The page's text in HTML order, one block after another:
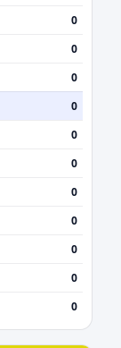
0
0
0
0
0
0
0
0
0
0
0